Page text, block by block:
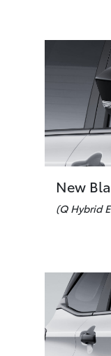
New
(Q Hybrid